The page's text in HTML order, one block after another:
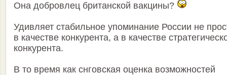
Она добровлец британской вакцины?
Удивляет стабильное упоминание России не
в качестве конкурента, а в качестве
конкурента.
В то время как снговская оценка возможностей